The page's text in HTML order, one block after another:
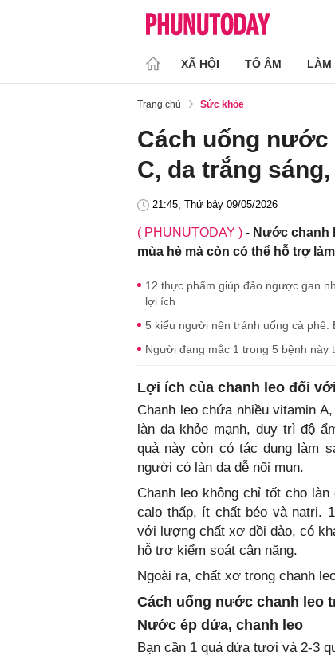
XÃ HỘI TỔ ẤM LÀM
Trang chủ Sức khỏe
Cách uống
C, da trắng
21:45, Thứ bảy 09/05/2026
( PHUNUTODAY ) - Nước chanh
mùa hè mà còn có thể hỗ trợ
12 thực phẩm giúp đảo ngược gan
lợi ích
5 kiểu người nên tránh uống cà phê:
Người đang mắc 1 trong 5 bệnh này
Lợi ích của chanh leo đối
Chanh leo chứa nhiều vitamin
làn da khỏe mạnh, duy trì độ
quả này còn có tác dụng làm
người có làn da dễ nổi mụn.
Chanh leo không chỉ tốt cho
calo thấp, ít chất béo và natri.
với lượng chất xơ dồi dào, có
hỗ trợ kiểm soát cân nặng.
Ngoài ra, chất xơ trong chanh
Cách uống nước chanh leo
Nước ép dứa, chanh leo
Bạn cần 1 quả dứa tươi và 2-3